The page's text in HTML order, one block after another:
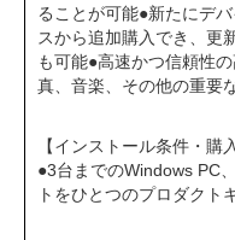
ることが可能●新たにデ
スから追加購入でき、更
も可能●高速かつ信頼性
真、音楽、その他の重要
【インストール条件・購
●3台までのWindows PC
トをひとつのプロダクト